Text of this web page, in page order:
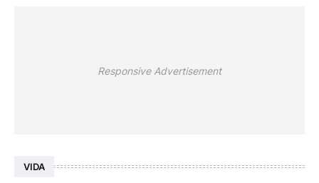
Responsive Advertisement
VIDA